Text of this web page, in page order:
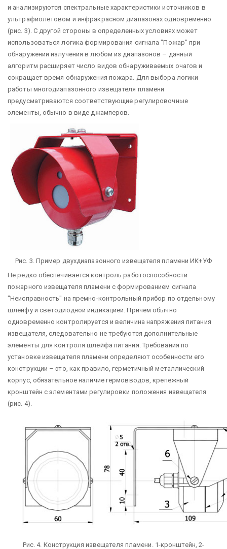
и анализируются спектральные характеристики источников в
ультрафиолетовом и инфракрасном диапазонах одновременно
(рис. 3). С другой стороны в определенных условиях может
использоваться логика формирования сигнала "Пожар" при
обнаружении излучения в любом из диапазонов – данный
алгоритм расширяет число видов обнаруживаемых очагов и
сокращает время обнаружения пожара. Для выбора логики
работы многодиапазонного извещателя пламени
предусматриваются соответствующие регулировочные
элементы, обычно в виде джамперов.
Рис. 3. Пример двухдиапазонного извещателя пламени ИК+УФ
Не редко обеспечивается контроль работоспособности
пожарного извещателя пламени с формированием сигнала
"Неисправность" на премно-контрольный прибор по отдельному
шлейфу и светодиодной индикацией. Причем обычно
одновременно контролируется и величина напряжения питания
извещателя, следовательно не требуются дополнительные
элементы для контроля шлейфа питания. Требования по
установке извещателя пламени определяют особенности его
конструкции – это, как правило, герметичный металлический
корпус, обязательное наличие гермовводов, крепежный
кронштейн с элементами регулировки положения извещателя
(рис. 4).
Рис. 4. Конструкция извещателя пламени. 1-кронштейн, 2-